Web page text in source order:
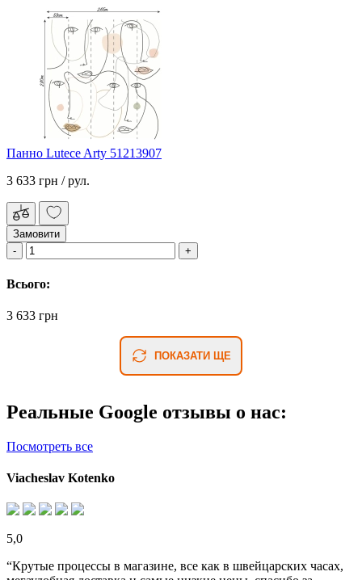
Панно Lutece Arty 51213907
3 633 грн / рул.
Замовити
Всього:
3 633 грн
ПОКАЗАТИ ЩЕ
Реальные Google отзывы о нас:
Посмотреть все
Viacheslav Kotenko
5,0
“Крутые процессы в магазине, все как в швейцарских часах,